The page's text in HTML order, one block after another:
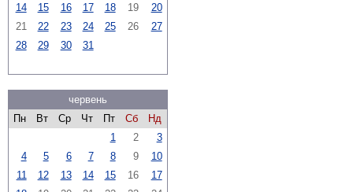
14
15 16 17 18 19
20
21
22 23 24 25 26
27
28
29 30 31
червень
Пн
Вт Ср Чт Пт Сб
Нд
1
2
3
4
5 6 7 8 9
10
11
12 13 14 15 16
17